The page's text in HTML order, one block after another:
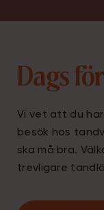
Dags
Vi vet att du
besök hos
ska må bra.
trevligare